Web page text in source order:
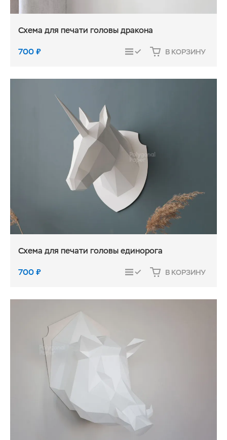
Схема для печати головы дракона
700₽ СРАВНИТЬ В КОРЗИНУ
Схема для печати головы единорога
700₽ СРАВНИТЬ В КОРЗИНУ